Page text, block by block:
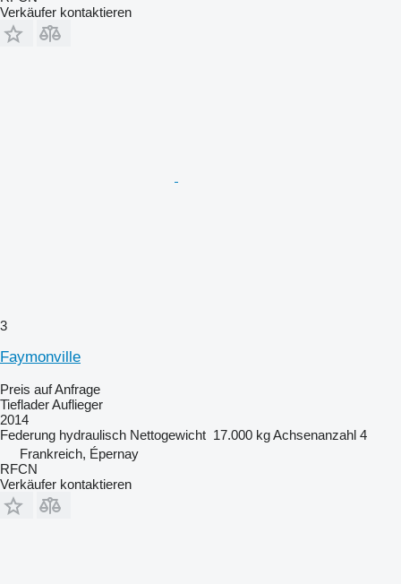
Verkäufer kontaktieren
3
Faymonville
Preis auf Anfrage
Tieflader Auflieger
2014
Federung hydraulisch Nettogewicht 17.000 kgAchsenanzahl 4
Frankreich, Épernay
RFCN
Verkäufer kontaktieren